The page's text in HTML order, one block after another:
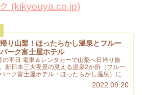
(kikyouya.co.jp)
帰り山梨！ほったらかし温泉とフルー
ーク富士屋ホテル
の平日 電車＆レンタカーで山梨へ日帰り旅
新日本三大夜景の見える温泉2か所（フルー
ーク富士屋ホテル・ほったらかし温泉）に行
てきました。次の連休どこ行こう、の参考にし
2022.09.20